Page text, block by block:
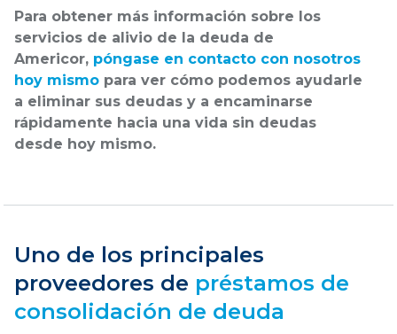
Para obtener más información sobre los
servicios de alivio de la deuda de
Americor, póngase en contacto con nosotros
hoy mismo para ver cómo podemos ayudarle
a eliminar sus deudas y a encaminarse
rápidamente hacia una vida sin deudas
desde hoy mismo.
Uno de los principales
proveedores de préstamos de
consolidación de deuda